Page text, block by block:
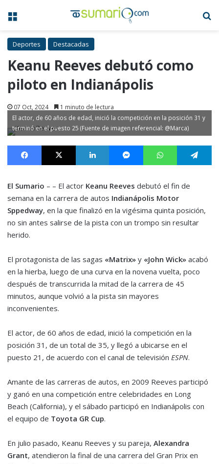
Menú
Deportes Destacadas
Keanu Reeves debutó como
piloto en Indianápolis
07 Oct, 2024 1 minuto de lectura
El actor, de 60 años de edad, inició la competición en la posición 31 y
terminó en el puesto 25 (Fuente de imagen referencial: @Marca)
Facebook X LinkedIn MessengerWhatsApp
El Sumario – – El actor Keanu Reeves debutó el fin de
semana en la carrera de autos Indianápolis Motor
Sppedway, en la que finalizó en la vigésima quinta posición,
no sin antes salirse de la pista con un trompo sin resultar
herido.
El protagonista de las sagas «Matrix» y «John Wick» acabó
en la hierba, luego de una curva en la novena vuelta, poco
después de transcurrida la mitad de la carrera de 45
minutos, aunque volvió a la pista sin mayores
inconvenientes.
El actor, de 60 años de edad, inició la competición en la
posición 31, de un total de 35, y llegó a ubicarse en el
puesto 21, de acuerdo con el canal de televisión ESPN.
Amante de las carreras de autos, en 2009 Reeves participó
y ganó en una competición entre celebridades en Long
Beach (California), y el sábado participó en Indianápolis con
el equipo de Toyota GR Cup.
En julio pasado, Keanu Reeves y su pareja, Alexandra
Grant, atendieron la final de una carrera del Gran Prix en